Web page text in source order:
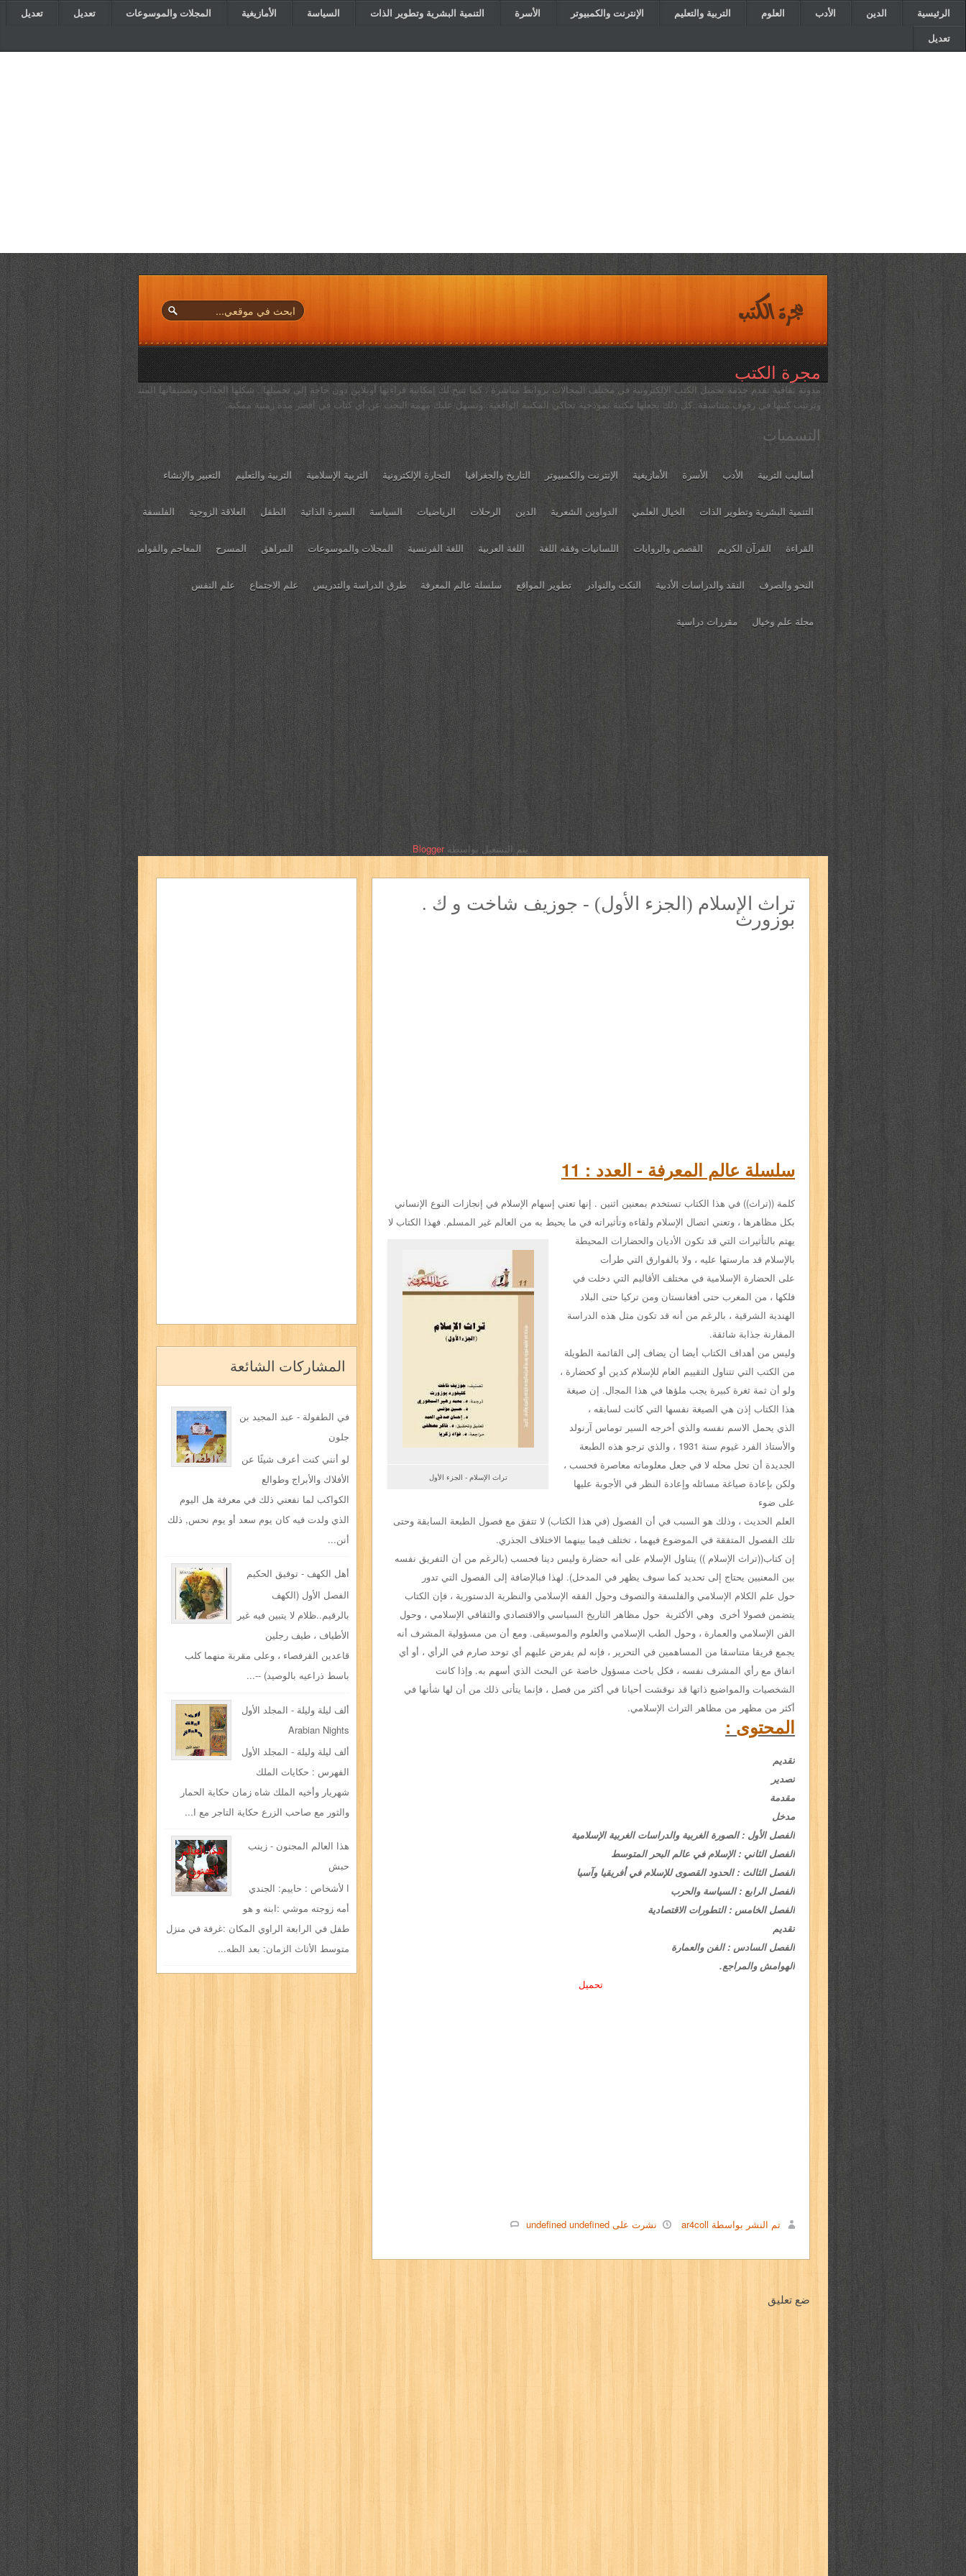
الرئيسية الدين الأدب العلوم التربية والتعليم الإنترنت والكمبيوتر الأسرة التنمية البشرية وتطوير الذات السياسة الأمازيغية المجلات والموسوعات تعديل تعديل
تعديل
مجرة الكتب
مدونة ثقافية تقدم خدمة تحميل الكتب الإلكترونية في مختلف المجالات بروابط مباشرة ، كما تتيح لك إمكانية قراءتها أونلاين دون حاجة إلى تحميلها.. شكلها الجذاب وتصنيفاتها المتنوعة
وترتيب كتبها في رفوف متناسقة..كل ذلك يجعلها مكتبة نموذجية تحاكي المكتبة الواقعية..وتسهل عليك مهمة البحث عن أي كتاب في أقصر مدة زمنية ممكنة.
التسميات
أساليب التربية الأدب الأسرة الأمازيغية الإنترنت والكمبيوتر التاريخ والجغرافيا التجارة الإلكترونية التربية الإسلامية التربية والتعليم التعبير والإنشاء
التنمية البشرية وتطوير الذات الخيال العلمي الدواوين الشعرية الدين الرحلات الرياضيات السياسة السيرة الذاتية الطفل العلاقة الزوجية الفلسفة
القراءة القرآن الكريم القصص والروايات اللسانيات وفقه اللغة اللغة العربية اللغة الفرنسية المجلات والموسوعات المراهق المسرح المعاجم والقواميس
النحو والصرف النقد والدراسات الأدبية النكت والنوادر تطوير المواقع سلسلة عالم المعرفة طرق الدراسة والتدريس علم الاجتماع علم النفس
مجلة علم وخيال مقررات دراسية
يتم التشغيل بواسطةBlogger
.
تراث الإسلام (الجزء الأول) - جوزيف شاخت و ك .
بوزورث
سلسلة عالم المعرفة - العدد : 11
كلمة ((تراث)) في هذا الكتاب تستخدم بمعنين اثنين . إنها تعني إسهام الإسلام في إنجازات النوع الإنساني
بكل مظاهرها ، وتعني اتصال الإسلام ولقاءه وتأثيراته في ما يحيط به من العالم غير المسلم. فهذا الكتاب لا
يهتم بالتأثيرات التي قد تكون الأديان
تراث الإسلام - الجزء الأول
والحضارات المحيطة
بالإسلام قد مارستها عليه ، ولا بالفوارق التي طرأت
على الحضارة الإسلامية في مختلف الأقاليم التي دخلت في
فلكها ، من المغرب حتى أفغانستان ومن تركيا حتى البلاد
الهندية الشرقية ، بالرغم من أنه قد تكون مثل هذه الدراسة
المقارنة جذابة شائقة.
وليس من أهداف الكتاب أيضا أن يضاف إلى القائمة الطويلة
من الكتب التي تتناول التقييم العام للإسلام كدين أو كحضارة ،
ولو أن ثمة ثغرة كبيرة يجب ملؤها في هذا اﻟﻤﺠال. إن صيغة
هذا الكتاب إذن هي الصيغة نفسها التي كانت لسابقه ،
الذي يحمل الاسم نفسه والذي أخرجه السير توماس آرنولد
والأستاذ الفرد غيوم سنة 1931 ، والذي ترجو
هذه الطبعة
الجديدة أن تحل محله لا في جعل معلوماته معاصرة فحسب ،
ولكن بإعادة صياغة مسائله وإعادة النظر في الأجوبة عليها
على ضوء
العلم الحديث ، وذلك هو السبب في أن الفصول (في هذا الكتاب) لا تتفق مع فصول الطبعة السابقة وحتى
تلك الفصول المتفقة في الموضوع فيهما ، تختلف فيما بينهما الاختلاف الجذري.
إن كتاب((تراث الإسلام )) يتناول الإسلام على أنه حضارة وليس دينا فحسب (بالرغم من أن التفريق نفسه
بين المعنيين يحتاج إلى تحديد كما سوف يظهر في المدخل). لهذا فبالإضافة إلى الفصول التي تدور
حول علم الكلام الإسلامي والفلسفة والتصوف وحول الفقه الإسلامي والنظرية الدستورية ، فإن الكتاب
يتضمن فصولا أخرى وهي الأكثرية حول مظاهر التاريخ السياسي والاقتصادي والثقافي الإسلامي ، وحول
الفن الإسلامي والعمارة ، وحول الطب الإسلامي والعلوم والموسيقى. ومع أن من مسؤولية المشرف أنه
يجمع فريقا متناسقا من المساهمين في التحرير ، فإنه لم يفرض عليهم أي توحد صارم في الرأي ، أو أي
اتفاق مع رأي المشرف نفسه ، فكل باحث مسؤول خاصة عن البحث الذي أسهم به. وإذا كانت
الشخصيات والمواضيع ذاتها قد نوقشت أحيانا في أكثر من فصل ، فإنما يتأتى ذلك من أن لها شأنها في
أكثر من مظهر من مظاهر التراث الإسلامي.
المحتوى :
تقديم
تصدير
مقدمة
مدخل
الفصل الأول : الصورة الغربية والدراسات الغربية الإسلامية
الفصل الثاني : الإسلام في عالم البحر المتوسط
الفصل الثالث : الحدود القصوى للإسلام في أفريقيا وآسيا
الفصل الرابع : السياسة والحرب
الفصل الخامس : التطورات الاقتصادية
تقديم
الفصل السادس : الفن والعمارة
الهوامش والمراجع.
تحميل
تم النشر بواسطة ar4coll نشرت على undefined undefined
ضع تعليق
المشاركات الشائعة
في الطفولة - عبد المجيد بن
جلون
لو أنني كنت أعرف شيئًا عن
الأفلاك والأبراج وطوالع
الكواكب لما نفعني ذلك في معرفة هل اليوم
الذي ولدت فيه كان يوم سعد أو يوم نحس, ذلك
أنن...
أهل الكهف - توفيق الحكيم
الفصل الأول (الكهف
بالرقيم..ظلام لا يتبين فيه غير
الأطياف ، طيف رجلين
قاعدين القرفصاء ، وعلى مقربة منهما كلب
باسط ذراعيه بالوصيد) --...
ألف ليلة وليلة - المجلد الأول
Arabian Nights
ألف ليلة وليلة - المجلد الأول
الفهرس : حكايات الملك
شهريار وأخيه الملك شاه زمان حكاية الحمار
والثور مع صاحب الزرع حكاية التاجر مع ا...
هذا العالم المجنون - زينب
حبش
ا لأشخاص : حاييم: الجندي
أمه زوجته موشي :ابنه و هو
طفل في الرابعة الراوي المكان :غرفة في منزل
متوسط الأثاث الزمان: بعد الظه...